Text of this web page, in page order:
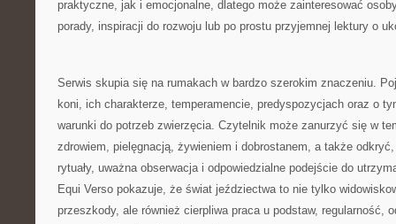
praktyczne, jak i emocjonalne, dlatego może zainteresować
porady, inspiracji do rozwoju lub po prostu przyjemnej lektury o
Serwis skupia się na rumakach w bardzo szerokim znaczeniu.
koni, ich charakterze, temperamencie, predyspozycjach oraz o
warunki do potrzeb zwierzęcia. Czytelnik może zanurzyć się w
zdrowiem, pielęgnacją, żywieniem i dobrostanem, a także
rytuały, uważna obserwacja i odpowiedzialne podejście do
Equi Verso pokazuje, że świat jeździectwa to nie tylko
przeszkody, ale również cierpliwa praca u podstaw, regularność,